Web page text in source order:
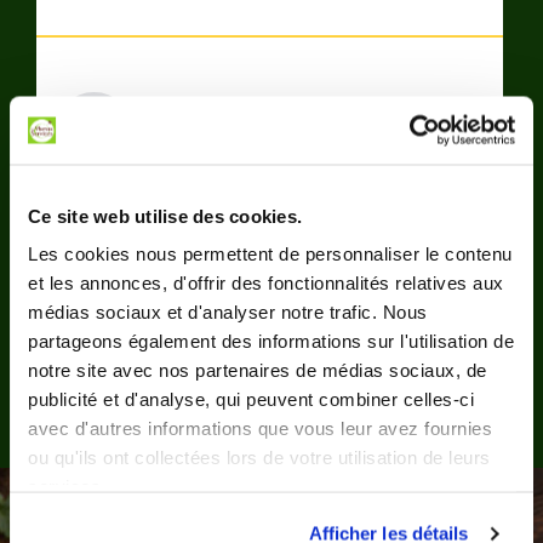
Ce site web utilise des cookies.
Les cookies nous permettent de personnaliser le contenu
et les annonces, d'offrir des fonctionnalités relatives aux
médias sociaux et d'analyser notre trafic. Nous
partageons également des informations sur l'utilisation de
notre site avec nos partenaires de médias sociaux, de
publicité et d'analyse, qui peuvent combiner celles-ci
avec d'autres informations que vous leur avez fournies
ou qu'ils ont collectées lors de votre utilisation de leurs
Afficher les détails
5/5